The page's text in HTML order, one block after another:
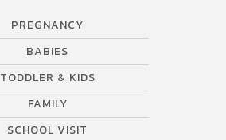
PREGNANCY
BABIES
TODDLER & KIDS
FAMILY
SCHOOL VISIT